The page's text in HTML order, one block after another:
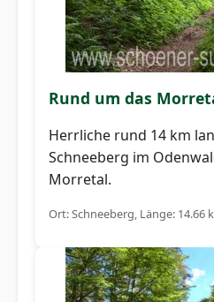
Rund um das
Herrliche rund 14 km
Schneeberg im
Morretal.
Ort: Schneeberg, Länge: 14.66